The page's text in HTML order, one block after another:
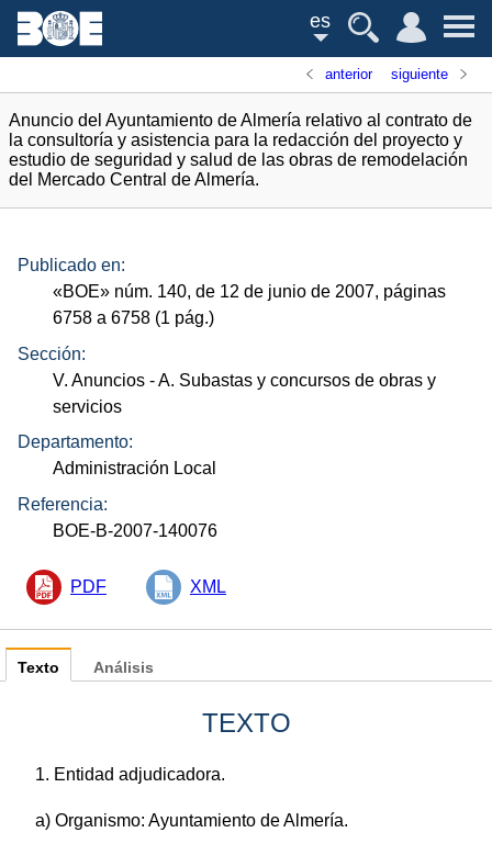
es
anterior siguiente
Anuncio del Ayuntamiento de Almería relativo al contrato de
la consultoría y asistencia para la redacción del proyecto y
estudio de seguridad y salud de las obras de remodelación
del Mercado Central de Almería.
Publicado en:
«BOE» núm. 140, de 12 de junio de 2007, páginas
6758 a 6758 (1 pág.)
Sección:
V. Anuncios - A. Subastas y concursos de obras y
servicios
Departamento:
Administración Local
Referencia:
BOE-B-2007-140076
PDF XML
Texto
TEXTO
1. Entidad adjudicadora.
a) Organismo: Ayuntamiento de Almería.
Análisis